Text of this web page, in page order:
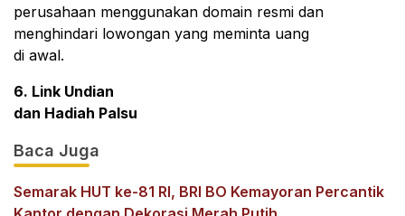
perusahaan menggunakan domain resmi dan
menghindari lowongan yang meminta uang
di awal.
6. Link Undian
dan Hadiah Palsu
Baca Juga
Semarak HUT ke-81 RI, BRI BO Kemayoran Percantik